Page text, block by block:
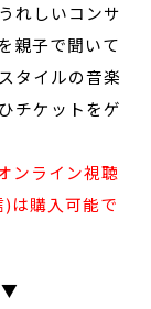
れしいコンサ
親子で聞いて
タイルの音楽
チケットをゲ
ンライン視聴
は購入可能で
▼